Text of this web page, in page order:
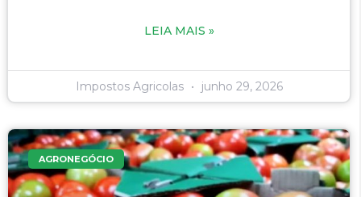
LEIA MAIS »
Impostos Agricolas junho 29, 2026
AGRONEGÓCIO